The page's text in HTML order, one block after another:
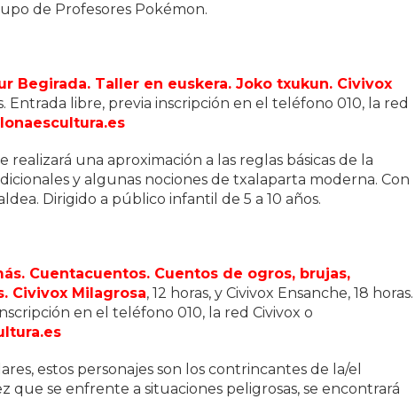
de Profesores Pokémon.
Begirada. Taller en euskera. Joko txukun. Civivox
Entrada libre, previa inscripción en el teléfono 010, la red
realizará una aproximación a las reglas básicas de la
y algunas nociones de txalaparta moderna. Con
Dirigido a público infantil de 5 a 10 años.
Cuentacuentos. Cuentos de ogros, brujas,
Civivox Milagrosa, 12 horas, y Civivox Ensanche, 18 horas.
en el teléfono 010, la red Civivox o
estos personajes son los contrincantes de la/el
que se enfrente a situaciones peligrosas, se encontrará